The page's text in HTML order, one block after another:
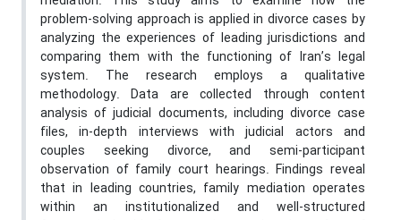
problem-solving approach is applied in divorce cases by
analyzing the experiences of leading jurisdictions and
comparing them with the functioning of Iran’s legal
system.
The research employs a qualitative
methodology. Data are collected through content
analysis of judicial documents, including divorce case
files, in-depth interviews with judicial actors and
couples seeking divorce, and semi-participant
observation of family court hearings. Findings reveal
that in leading countries, family mediation operates
within an institutionalized and well-structured